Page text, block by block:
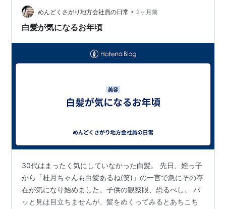
白髪を放置する覚悟はありませんでした ただ現在６０代
になっておひとり様…
めんどくさがり地方会社員の日常 • 2ヶ月前
白髪が気になるお年頃
30代はまったく気にしていなかった白髪。 先日、姪っ子
から「桂月ちゃんも白髪あるね(笑)」の一言で急にその存
在が気になり始めました。子供の観察眼、恐るべし。 パ
ッと見は目立ちませんが、髪をめくってみるとあちこち